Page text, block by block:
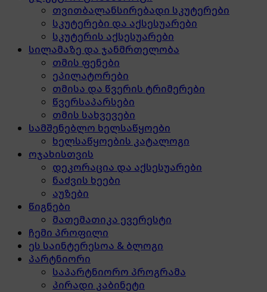
თვითბალანსირებადი სკუტერები
სკუტერები და აქსესუარები
სკუტერის აქსესუარები
სილამაზე და ჯანმრთელობა
თმის ფენები
ეპილატორები
თმისა და წვერის ტრიმერები
წვერსაპარსები
თმის სახვევები
სამშენებლო ხელსაწყოები
ხელსაწყოების კატალოგი
ოჯახისთვის
დეკორაცია და აქსესუარები
ნაძვის ხეები
აუზები
წიგნები
მათემათიკა ევერესტი
ჩემი პროფილი
ეს საინტერესოა & ბლოგი
პარტნიორი
საპარტნიორო პროგრამა
პირადი კაბინეტი